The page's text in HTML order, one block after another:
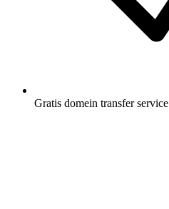
Gratis domein transfer service